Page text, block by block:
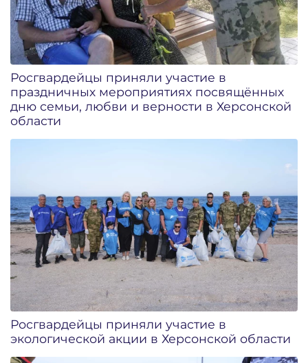
Росгвардейцы приняли участие в
праздничных мероприятиях посвящённых
дню семьи, любви и верности в Херсонской
области
Росгвардейцы приняли участие в
экологической акции в Херсонской области